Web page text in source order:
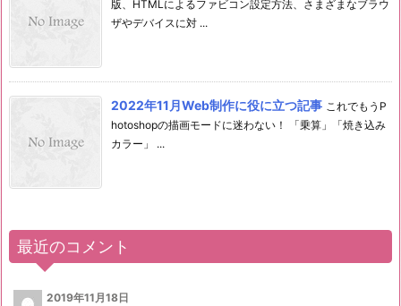
版、HTMLによるファビコン設定方法、さまざまなブラウ
ザやデバイスに対 ...
2022年11月Web制作に役に立つ記事 これでもうP
hotoshopの描画モードに迷わない！ 「乗算」「焼き込み
カラー」 ...
最近のコメント
2019年11月18日